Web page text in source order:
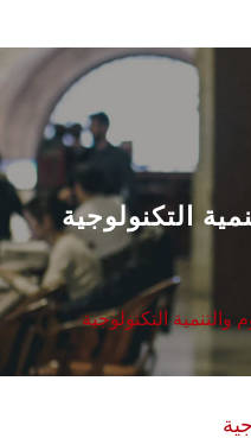
الرئيسيـة
عن الجامعة
القطاعـات
الشئون الأكاديمية
البحث العلمي
التكنولوجية
والتنمية التكنولوجية